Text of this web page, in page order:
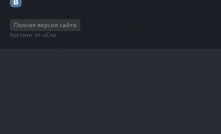
Полная версия сайта
Хостинг от uCoz